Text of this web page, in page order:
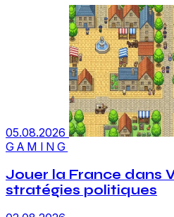
05.08.2026
GAMING
Jouer la France dans
stratégies politiques